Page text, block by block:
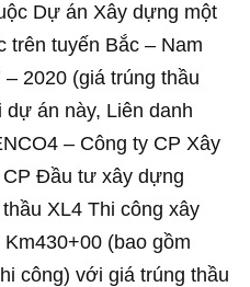
Dự án Xây dựng một
trên tuyến Bắc – Nam
2020 (giá trúng thầu
dự án này, Liên danh
– Công ty CP Xây
Đầu tư xây dựng
XL4 Thi công xây
(bao gồm
công) với giá trúng thầu